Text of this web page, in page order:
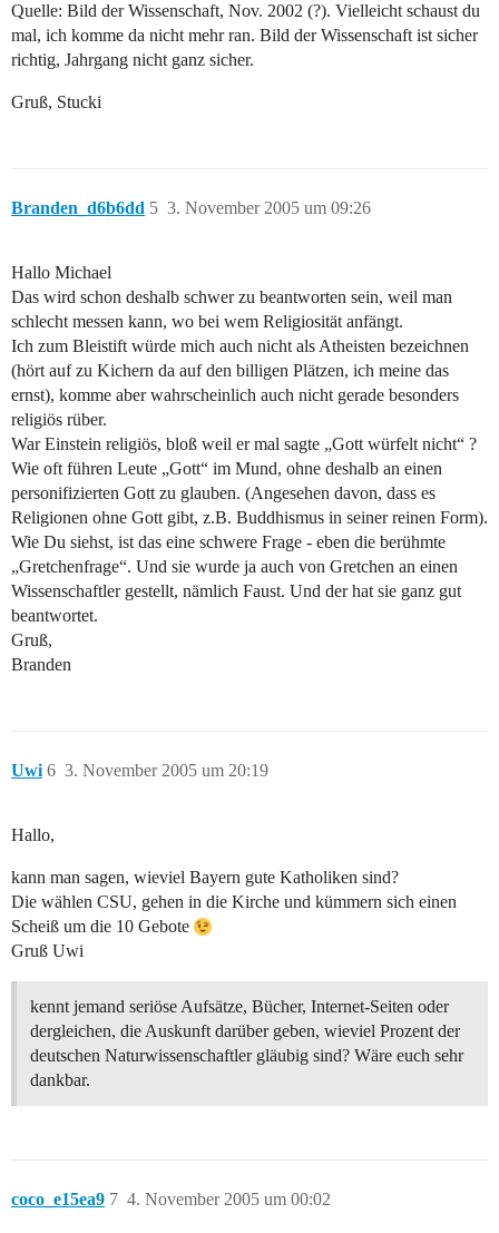
Quelle: Bild der Wissenschaft, Nov. 2002 (?). Vielleicht schaust du
mal, ich komme da nicht mehr ran. Bild der Wissenschaft ist sicher
richtig, Jahrgang nicht ganz sicher.
Gruß, Stucki
Branden_d6b6dd 3. November 2005 um 09:26
5
Hallo Michael
Das wird schon deshalb schwer zu beantworten sein, weil man
schlecht messen kann, wo bei wem Religiosität anfängt.
Ich zum Bleistift würde mich auch nicht als Atheisten bezeichnen
(hört auf zu Kichern da auf den billigen Plätzen, ich meine das
ernst), komme aber wahrscheinlich auch nicht gerade besonders
religiös rüber.
War Einstein religiös, bloß weil er mal sagte „Gott würfelt nicht“ ?
Wie oft führen Leute „Gott“ im Mund, ohne deshalb an einen
personifizierten Gott zu glauben. (Angesehen davon, dass es
Religionen ohne Gott gibt, z.B. Buddhismus in seiner reinen Form).
Wie Du siehst, ist das eine schwere Frage - eben die berühmte
„Gretchenfrage“. Und sie wurde ja auch von Gretchen an einen
Wissenschaftler gestellt, nämlich Faust. Und der hat sie ganz gut
beantwortet.
Gruß,
Branden
Uwi 3. November 2005 um 20:19
6
Hallo,
kann man sagen, wieviel Bayern gute Katholiken sind?
Die wählen CSU, gehen in die Kirche und kümmern sich einen
Scheiß um die 10 Gebote
Gruß Uwi
kennt jemand seriöse Aufsätze, Bücher, Internet-Seiten oder
dergleichen, die Auskunft darüber geben, wieviel Prozent der
deutschen Naturwissenschaftler gläubig sind? Wäre euch sehr
dankbar.
coco_e15ea9 4. November 2005 um 00:02
7